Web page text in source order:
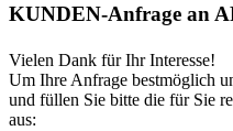
KUNDEN-Anfrage an
Bitte
lasse
dieses
Feld
Bitte
lasse
dieses
Feld
Vielen Dank für Ihr Interesse!
Um Ihre Anfrage bestmöglich
und füllen Sie bitte die für Sie
aus: